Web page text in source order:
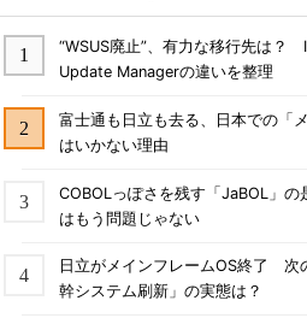
“WSUS廃止”、有力な移行先は
Update Managerの違いを整理
富士通も日立も去る、日本での「
はいかない理由
COBOLっぽさを残す「JaBOL」
はもう問題じゃない
日立がメインフレームOS終了 次
幹システム刷新」の実態は？